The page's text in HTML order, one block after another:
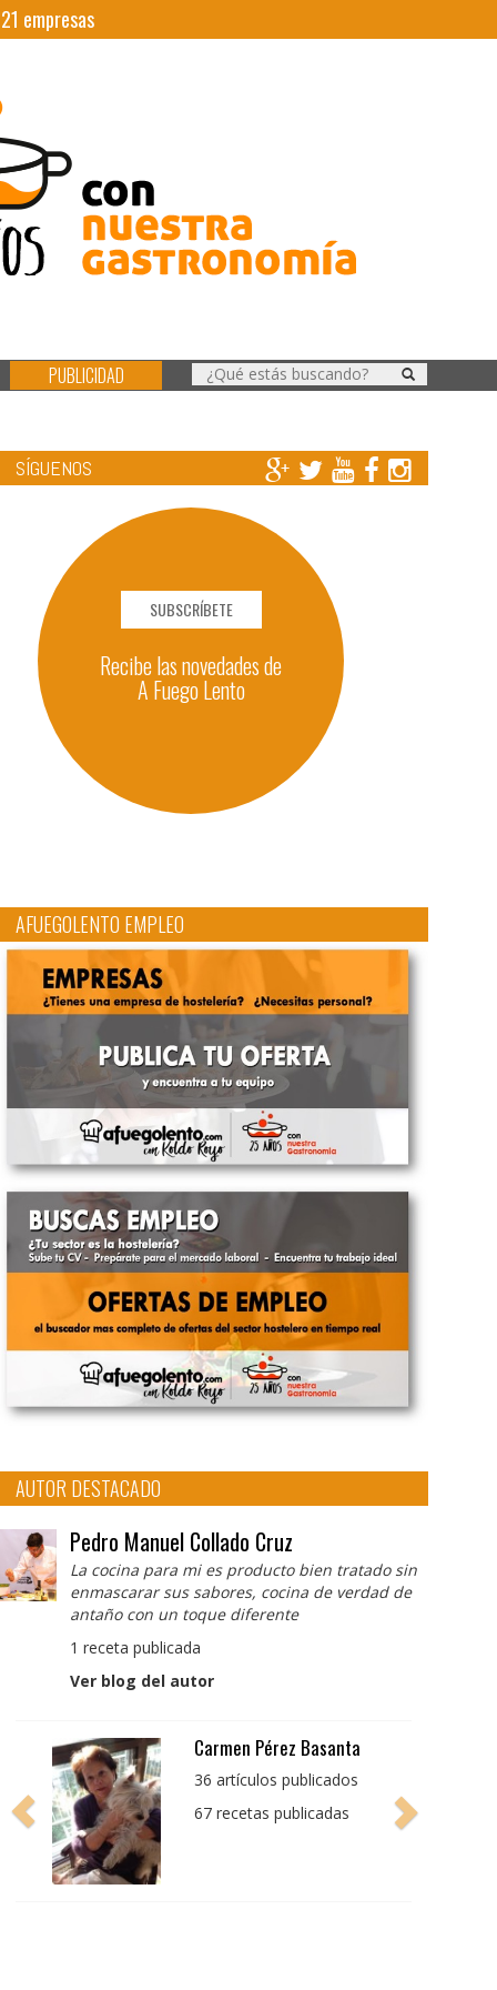
21 empresas
PUBLICIDAD
SÍGUENOS
SUBSCRÍBETE
Recibe las novedades de
A Fuego Lento
AFUEGOLENTO EMPLEO
AUTOR DESTACADO
Pedro Manuel Collado Cruz
La cocina para mi es producto bien tratado sin
enmascarar sus sabores, cocina de verdad de
antaño con un toque diferente
1 receta publicada
Ver blog del autor
Pedro Manuel Collado
Cruz
producto bien tratado